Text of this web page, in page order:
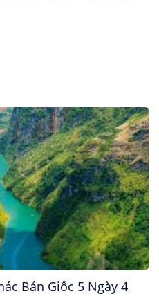
Bản Giốc 5 Ngày 4